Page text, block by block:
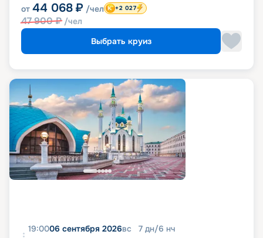
от 44 068 ₽ /чел
47 900₽ /чел
+2 027
Выбрать круиз
19:0006 сентября 2026вс 7 дн/6 нч